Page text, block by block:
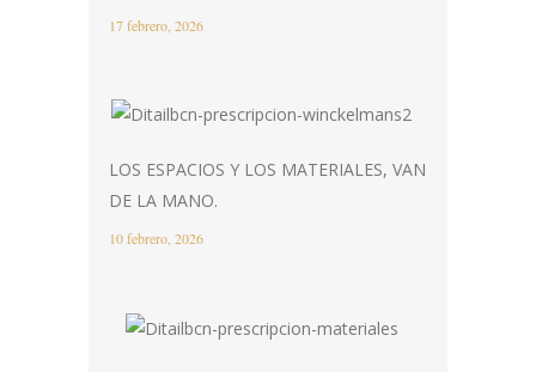
17 febrero, 2026
LOS ESPACIOS Y LOS MATERIALES, VAN
DE LA MANO.
10 febrero, 2026